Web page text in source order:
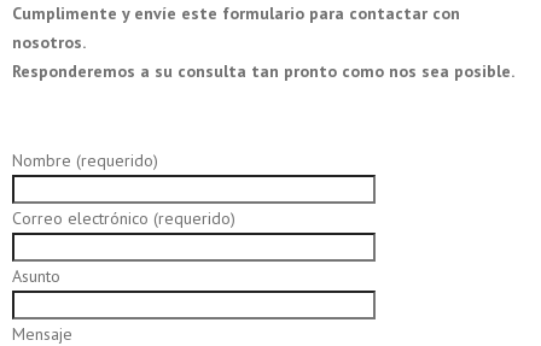
Cumplimente y envíe este formulario para contactar con
nosotros.
Responderemos a su consulta tan pronto como nos sea posible.
Nombre (requerido)
Correo electrónico (requerido)
Asunto
Mensaje